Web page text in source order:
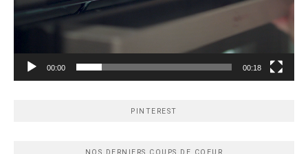
00:00 00:18
PINTEREST